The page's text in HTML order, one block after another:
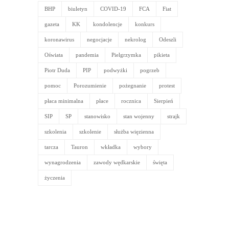
BHP biuletyn COVID-19 FCA Fiat
gazeta KK kondolencje konkurs
koronawirus negocjacje nekrolog Odeszli
Oświata pandemia Pielgrzymka pikieta
Piotr Duda PIP podwyżki pogrzeb
pomoc Porozumienie pożegnanie protest
płaca minimalna płace rocznica Sierpień
SIP SP stanowisko stan wojenny strajk
szkolenia szkolenie służba więzienna
tarcza Tauron wkładka wybory
wynagrodzenia zawody wędkarskie święta
życzenia